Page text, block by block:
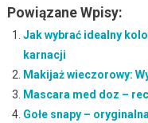
Powiązane Wpisy:
Jak wybrać idealny
karnacji
Makijaż wieczorowy:
Mascara med doz –
Gołe snapy –